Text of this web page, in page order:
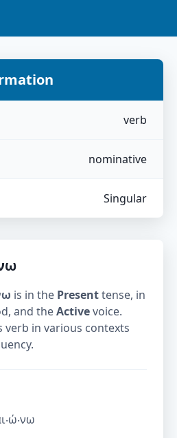
verb
nominative
Singular
is in the Presenttense, in
and theActivevoice.
verb in various contexts